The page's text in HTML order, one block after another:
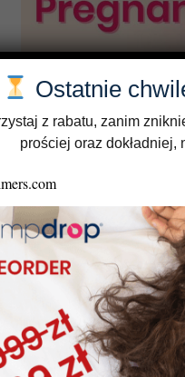
10 sposobów na
Ostatnie
z rabatu, zanim
prościej oraz dokładniej,